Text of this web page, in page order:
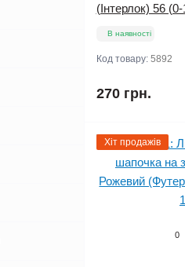
(Інтерлок) 56 (0-
В наявності
Код товару: 5892
270 грн.
Хіт продажів
0